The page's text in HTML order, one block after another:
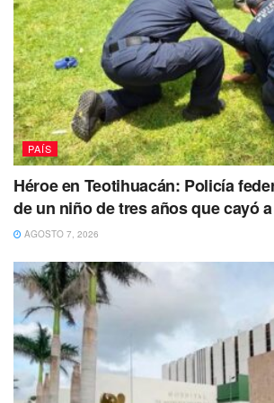
PAÍS
Héroe en Teotihuacán: Policía
de un niño de tres años que cayó
AGOSTO 7, 2026